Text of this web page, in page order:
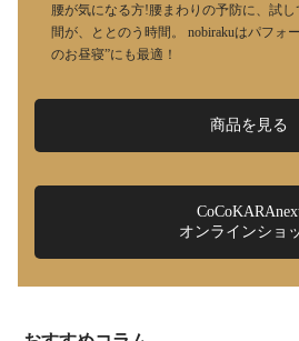
腰が気になる方!腰まわりの予防に、試
間が、ととのう時間。 nobirakuはパフォ
のお昼寝”にも最適！
商品を見る
オンラインショ